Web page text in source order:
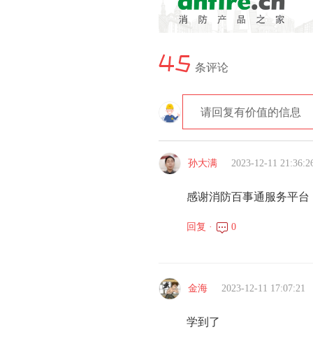
45 条评论
请回复有价值的信息
孙大满 2023-12-11
感谢消防百事通服务平台
回复 · 0
金海 2023-12-11 17:07:21
学到了